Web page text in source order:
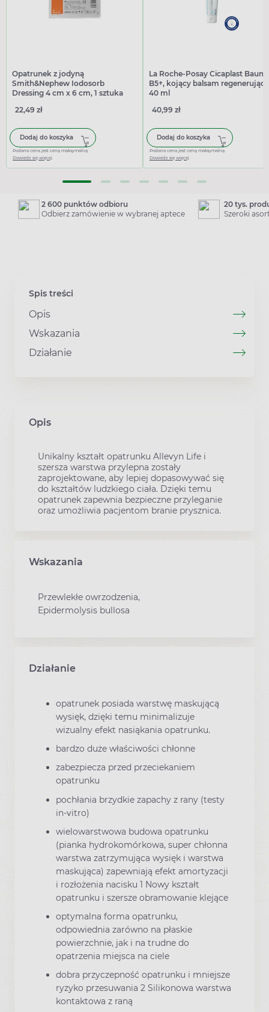
Opatrunek z jodyną
Smith&Nephew Iodosorb
Dressing 4 cm x 6 cm, 1 sztuka
22,49 zł
Dodaj do koszyka
Podana cena jest ceną maksymalną
Dowiedz się więcej
La Roche-Posay Cicaplast
B5+, kojący balsam
40 ml
40,99 zł
Dodaj do koszyka
Podana cena jest ceną maksymalną
Dowiedz się więcej
2 600 punktów odbioru
Odbierz zamówienie w wybranej aptece
20 tys.
Szeroki
Spis treści
Opis
Wskazania
Działanie
Opis
Unikalny kształt opatrunku Allevyn Life i
szersza warstwa przylepna zostały
zaprojektowane, aby lepiej dopasowywać się
do kształtów ludzkiego ciała. Dzięki temu
opatrunek zapewnia bezpieczne przyleganie
oraz umożliwia pacjentom branie prysznica.
Wskazania
Przewlekłe owrzodzenia,
Epidermolysis bullosa
Działanie
opatrunek posiada warstwę maskującą
wysięk, dzięki temu minimalizuje
wizualny efekt nasiąkania opatrunku.
bardzo duże właściwości chłonne
zabezpiecza przed przeciekaniem
opatrunku
pochłania brzydkie zapachy z rany (testy
in-vitro)
wielowarstwowa budowa opatrunku
(pianka hydrokomórkowa, super chłonna
warstwa zatrzymująca wysięk i warstwa
maskująca) zapewniają efekt amortyzacji
i rozłożenia nacisku 1 Nowy kształt
opatrunku i szersze obramowanie klejące
optymalna forma opatrunku,
odpowiednia zarówno na płaskie
powierzchnie, jak i na trudne do
opatrzenia miejsca na ciele
dobra przyczepność opatrunku i mniejsze
ryzyko przesuwania 2 Silikonowa warstwa
kontaktowa z raną